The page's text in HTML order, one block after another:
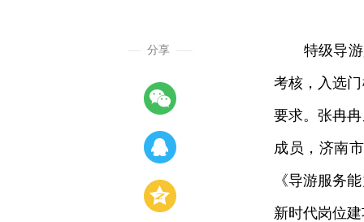
分享
特级导游是
考核，入选
要求。张冉
成员，济南
《导游服务
新时代岗位